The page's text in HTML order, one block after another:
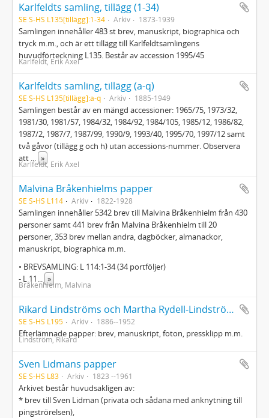
Karlfeldts samling, tillägg (1-34)
SE S-HS L135[tillägg]:1-34 Arkiv 1873-1939
Samlingen innehåller 483 st brev, manuskript, biographica och
tryck m.m., och är ett tillägg till Karlfeldtsamlingens
huvudförteckning L135. Består av accession 1995/45
Karlfeldt, Erik Axel
Karlfeldts samling, tillägg (a-q)
SE S-HS L135[tillägg]:a-q Arkiv 1885-1949
Samlingen består av en mängd accessioner: 1965/75, 1973/32,
1981/30, 1981/57, 1984/32, 1984/92, 1984/105, 1985/12, 1986/82,
1987/2, 1987/7, 1987/99, 1990/9, 1993/40, 1995/70, 1997/12 samt
två gåvor (tillägg g och h) utan accessions-nummer. Observera
att ... »
Karlfeldt, Erik Axel
Malvina Bråkenhielms papper
SE S-HS L114 Arkiv 1822-1928
Samlingen innehåller 5342 brev till Malvina Bråkenhielm från 430
personer samt 441 brev från Malvina Bråkenhielm till 20
personer, 353 brev mellan andra, dagböcker, almanackor,
manuskript, biographica m.m.
• BREVSAMLING: L 114:1-34 (34 portföljer)
- L 11... »
Bråkenhielm, Malvina
Rikard Lindströms och Martha Rydell-Lindströms efterlämnade papper
SE S-HS L195 Arkiv 1886--1952
Efterlämnade papper: brev, manuskript, foton, pressklipp m.m.
Lindström, Rikard
Sven Lidmans papper
SE S-HS L83 Arkiv 1823 --1961
Arkivet består huvudsakligen av:
* brev till Sven Lidman (privata och sådana med anknytning till
pingströrelsen),